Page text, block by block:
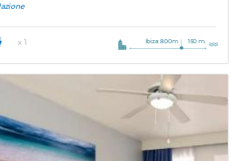
x 1 Ibiza 800m 150 m.